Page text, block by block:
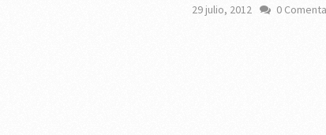
29 julio, 2012 0